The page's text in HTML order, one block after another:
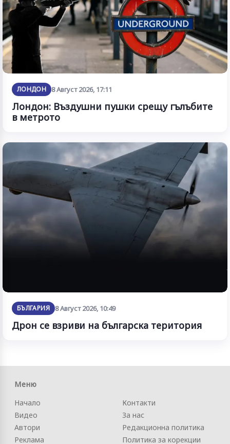
ЛОНДОН 8 Август 2026, 17:11
Лондон: Въздушни пушки срещу гълъбите
в метрото
БЪЛГАРИЯ 8 Август 2026, 10:49
Дрон се взриви на българска територия
Меню
Начало
Видео
Автори
Реклама
Контакти
За нас
Редакционна политика
Политика за корекции